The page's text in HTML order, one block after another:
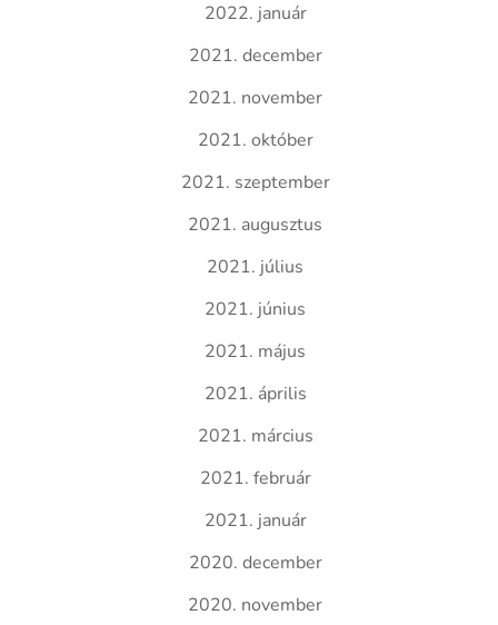
2022. január
2021. december
2021. november
2021. október
2021. szeptember
2021. augusztus
2021. július
2021. június
2021. május
2021. április
2021. március
2021. február
2021. január
2020. december
2020. november